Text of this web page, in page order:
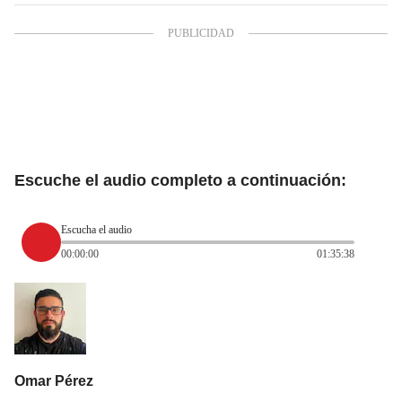
Escuche el audio completo a continuación:
Escucha el audio
00:00:00
01:35:38
Omar Pérez